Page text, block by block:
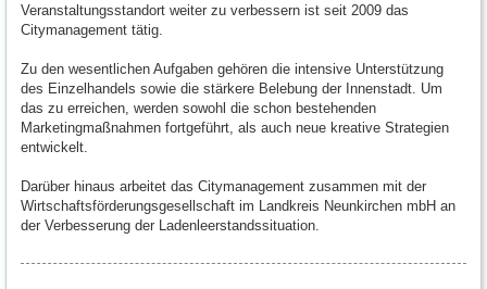
Veranstaltungsstandort weiter zu verbessern ist seit 2009 das
Citymanagement tätig.
Zu den wesentlichen Aufgaben gehören die intensive Unterstützung
des Einzelhandels sowie die stärkere Belebung der Innenstadt. Um
das zu erreichen, werden sowohl die schon bestehenden
Marketingmaßnahmen fortgeführt, als auch neue kreative Strategien
entwickelt.
Darüber hinaus arbeitet das Citymanagement zusammen mit der
Wirtschaftsförderungsgesellschaft im Landkreis Neunkirchen mbH an
der Verbesserung der Ladenleerstandssituation.